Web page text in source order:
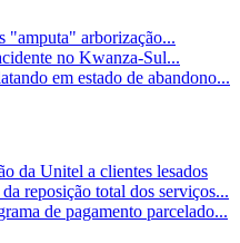
"amputa" arborização...
no Kwanza-Sul...
em estado de abandono...
da Unitel a clientes lesados
reposição total dos serviços...
de pagamento parcelado...